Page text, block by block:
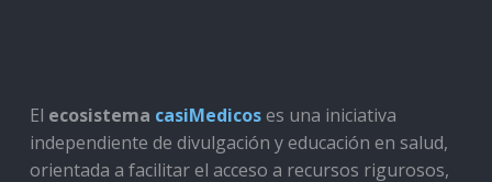
El ecosistema casiMedicoses una iniciativa
independiente de divulgación y educación en salud,
orientada a facilitar el acceso a recursos rigurosos,